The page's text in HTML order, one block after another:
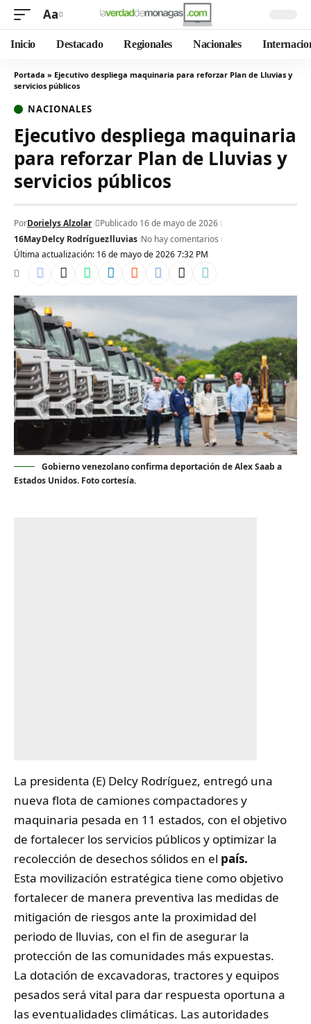
Aa
Inicio Destacado Regionales Nacionales
Portada » Ejecutivo despliega maquinaria para reforzar Plan de Lluvias y
servicios públicos
NACIONALES
Ejecutivo despliega maquinaria
para reforzar Plan de Lluvias y
servicios públicos
Última actualización: 16 de mayo de 2026 7:32 PM
PorDorielys Alzolar
Publicado 16 de mayo de 2026
16MayDelcy Rodríguezlluvias No hay comentarios
Gobierno venezolano confirma deportación de Alex Saab a
Estados Unidos. Foto cortesía.
La presidenta (E) Delcy Rodríguez, entregó una
nueva flota de camiones compactadores y
maquinaria pesada en 11 estados, con el objetivo
de fortalecer los servicios públicos y optimizar la
recolección de desechos sólidos en el país.
Esta movilización estratégica tiene como objetivo
fortalecer de manera preventiva las medidas de
mitigación de riesgos ante la proximidad del
periodo de lluvias, con el fin de asegurar la
protección de las comunidades más expuestas.
La dotación de excavadoras, tractores y equipos
pesados será vital para dar respuesta oportuna a
las eventualidades climáticas. Las autoridades